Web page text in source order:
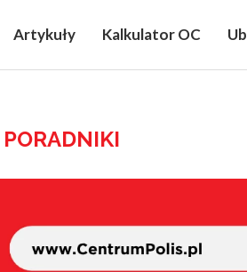
Artykuły Kalkulator OC
PORADNIKI